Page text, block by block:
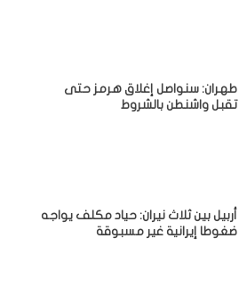
طهران: سنواصل إغلاق هرمز حتى
تقبل واشنطن بالشروط
أربيل بين ثلاث نيران: حياد مكلف يواجه
ضغوطا إيرانية غير مسبوقة